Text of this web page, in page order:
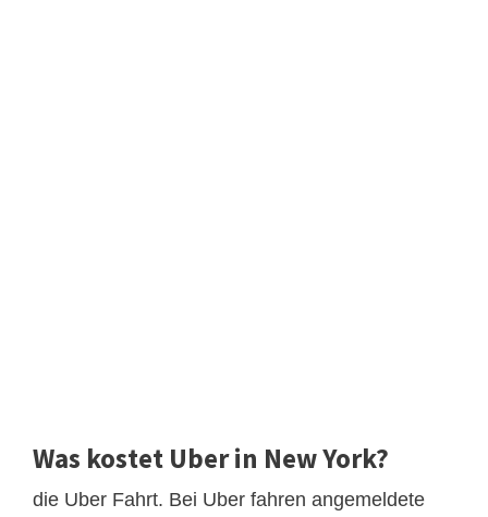
Was kostet Uber in New York?
die Uber Fahrt. Bei Uber fahren angemeldete